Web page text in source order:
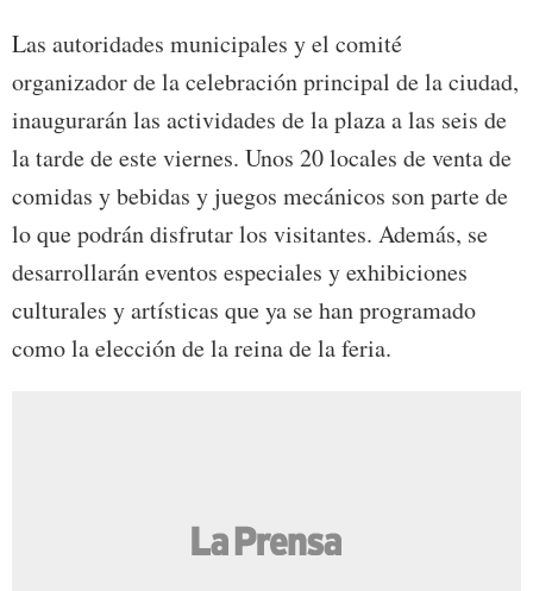
Las autoridades municipales y el comité
organizador de la celebración principal de la ciudad,
inaugurarán las actividades de la plaza a las seis de
la tarde de este viernes. Unos 20 locales de venta de
comidas y bebidas y juegos mecánicos son parte de
lo que podrán disfrutar los visitantes. Además, se
desarrollarán eventos especiales y exhibiciones
culturales y artísticas que ya se han programado
como la elección de la reina de la feria.